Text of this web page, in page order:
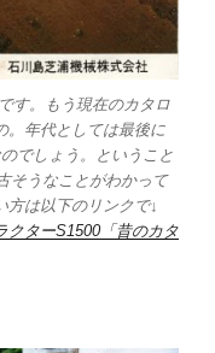
す。もう現在のカタロ
。年代としては最後に
でしょう。ということ
そうなことがわかって
方は以下のリンクで↓
クターS1500「昔のカタ